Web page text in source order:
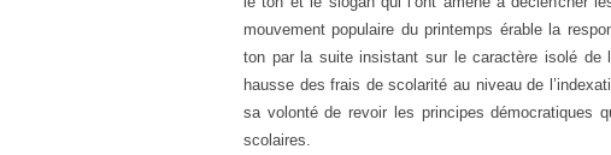
mouvement populaire du printemps érable la
ton par la suite insistant sur le caractère isolé de
hausse des frais de scolarité au niveau de
sa volonté de revoir les principes démocratiques
scolaires.